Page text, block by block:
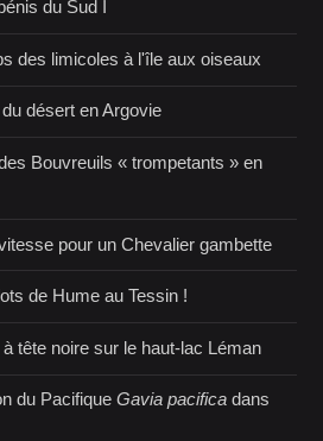
du Sud I
des limicoles à l'île aux oiseaux
désert en Argovie
Bouvreuils « trompetants » en
pour un Chevalier gambette
de Hume au Tessin !
à tête noire sur le haut-lac Léman
du PacifiqueGavia pacifica dans